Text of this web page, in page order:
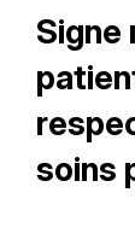
Signe
soins